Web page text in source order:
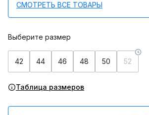
СМОТРЕТЬ ВСЕ ТОВАРЫ
Выберите размер
42 44 46 48 50 52
Таблица размеров